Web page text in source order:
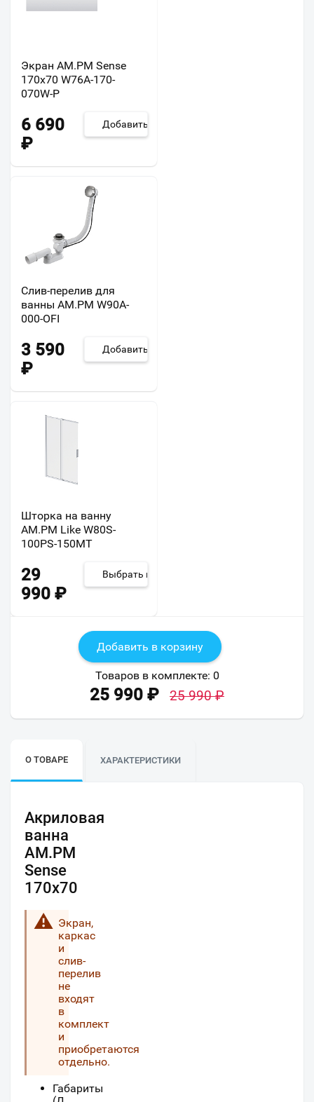
Экран AM.PM Sense
170х70 W76A-170-
070W-P
6 690
₽
Добавить
Слив-перелив для
ванны AM.PM W90A-
000-OFI
3 590
₽
Добавить
Шторка на ванну
AM.PM Like W80S-
100PS-150MT
29
990 ₽
Выбрать из 6
Добавить в корзину
Товаров в комплекте: 0
25 990 ₽ 25 990₽
О ТОВАРЕ ХАРАКТЕРИСТИКИ
Акриловая
ванна
AM.PM
Sense
170х70
Экран,
каркас
и
слив-
перелив
не
входят
в
комплект
и
приобретаются
отдельно.
Габариты